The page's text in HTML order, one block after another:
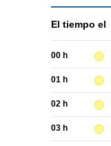
El tiempo el
00 h
01 h
02 h
03 h